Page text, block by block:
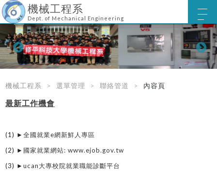
機械工程系
Dept. of Mechanical Engineering
機械工程系 選單管理 聯絡管道 內容頁
最新工作機會
(1) ►全國就業e網新鮮人專區
(2) ► 國家就業網站: www.ejob.gov.tw
(3) ►ucan大專校院就業職能診斷平台